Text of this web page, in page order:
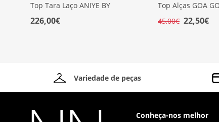
Top Tara Laço ANIYE BY
226,00€
Top Alças GOA
45,00€ 22,50€
Variedade de peças
Conheça-nos melhor